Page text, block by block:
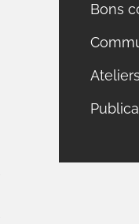
Bons